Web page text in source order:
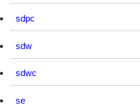
sdpc
sdw
sdwc
se